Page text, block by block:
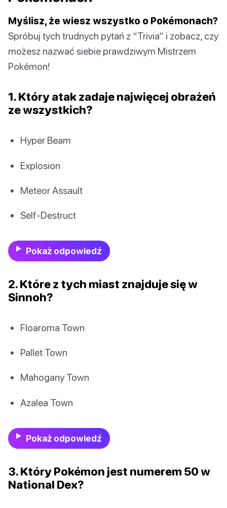
Myślisz, że wiesz wszystko o Pokémonach?
Spróbuj tych trudnych pytań z “Trivia” i zobacz, czy
możesz nazwać siebie prawdziwym Mistrzem
Pokémon!
1. Który atak zadaje najwięcej obrażeń
ze wszystkich?
Hyper Beam
Explosion
Meteor Assault
Self-Destruct
Pokaż odpowiedź
2. Które z tych miast znajduje się w
Sinnoh?
Floaroma Town
Pallet Town
Mahogany Town
Azalea Town
Pokaż odpowiedź
3. Który Pokémon jest numerem 50 w
National Dex?